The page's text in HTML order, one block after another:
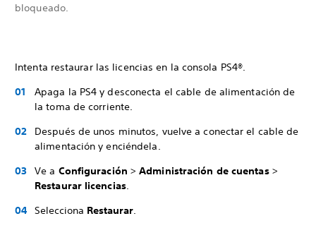
bloqueado.
Intenta restaurar las licencias en la consola PS4®.
Apaga la PS4 y desconecta el cable de alimentación de
la toma de corriente.
Después de unos minutos, vuelve a conectar el cable de
alimentación y enciéndela.
Ve a Configuración >Administración de cuentas>
Restaurar licencias.
Selecciona Restaurar.